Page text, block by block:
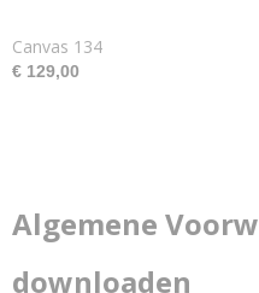
Canvas 134
€ 129,00
Algemene
downloaden